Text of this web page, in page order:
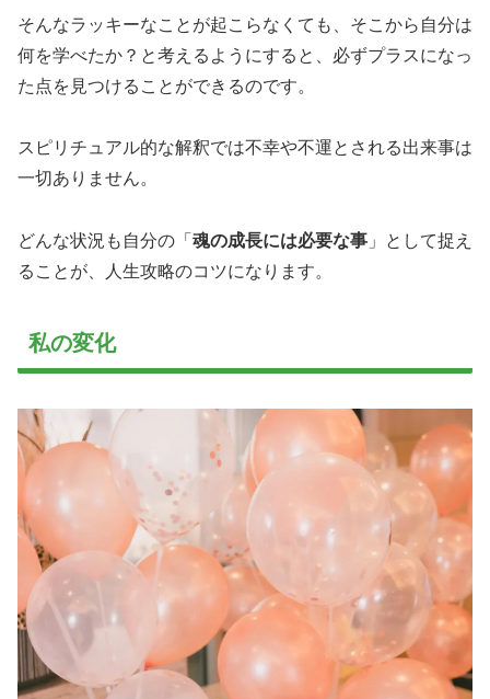
そんなラッキーなことが起こらなくても、そこから自分は
何を学べたか？と考えるようにすると、必ずプラスになっ
た点を見つけることができるのです。
スピリチュアル的な解釈では不幸や不運とされる出来事は
一切ありません。
どんな状況も自分の「 魂の成長には必要な事 」として捉え
ることが、人生攻略のコツになります。
私の変化